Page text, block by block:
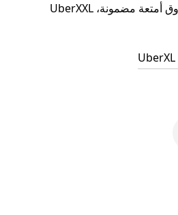
بحاجة إلى مساحة صندوق أمتعة مضمونة، UberXXL